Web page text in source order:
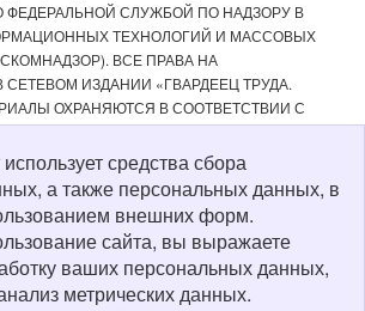
ФЕДЕРАЛЬНОЙ СЛУЖБОЙ ПО НАДЗОРУ В
ТЕХНОЛОГИЙ И МАССОВЫХ
ВСЕ ПРАВА НА
ИЗДАНИИ «ГВАРДЕЕЦ ТРУДА.
ОХРАНЯЮТСЯ В СООТВЕТСТВИИ С
РФ. ЛЮБОЕ ИСПОЛЬЗОВАНИЕ МАТЕРИАЛОВ
ПО СОГЛАСОВАНИЮ С РЕДАКЦИЕЙ С
ССЫЛКОЙ НА ИСТОЧНИК. РЕДАКЦИЯ НЕ
ЗА ДОСТОВЕРНОСТЬ РЕКЛАМНЫХ
В СЕТЕВОМ ИЗДАНИИ «ГВАРДЕЕЦ
А ТАКЖЕ ЗА СОДЕРЖАНИЕ ВЕБ-САЙТОВ, НА
ДЛЯ ДЕТЕЙ СТАРШЕ 16 ЛЕТ.
средства сбора
а также персональных данных, в
внешних форм.
сайта, вы выражаете
ваших персональных данных,
метрических данных.